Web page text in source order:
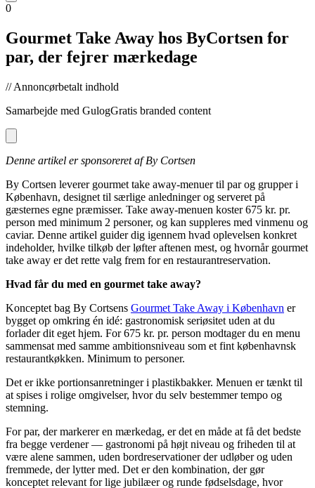
0
Gourmet Take Away hos ByCortsen for
par, der fejrer mærkedage
// Annoncørbetalt indhold
Samarbejde med GulogGratis branded content
Denne artikel er sponsoreret af By Cortsen
By Cortsen leverer gourmet take away-menuer til par og grupper i
København, designet til særlige anledninger og serveret på
gæsternes egne præmisser. Take away-menuen koster 675 kr. pr.
person med minimum 2 personer, og kan suppleres med vinmenu og
caviar. Denne artikel guider dig igennem hvad oplevelsen konkret
indeholder, hvilke tilkøb der løfter aftenen mest, og hvornår gourmet
take away er det rette valg frem for en restaurantreservation.
Hvad får du med en gourmet take away?
Konceptet bag By Cortsens Gourmet Take Away i København er
bygget op omkring én idé: gastronomisk seriøsitet uden at du
forlader dit eget hjem. For 675 kr. pr. person modtager du en menu
sammensat med samme ambitionsniveau som et fint københavnsk
restaurantkøkken. Minimum to personer.
Det er ikke portionsanretninger i plastikbakker. Menuen er tænkt til
at spises i rolige omgivelser, hvor du selv bestemmer tempo og
stemning.
For par, der markerer en mærkedag, er det en måde at få det bedste
fra begge verdener — gastronomi på højt niveau og friheden til at
være alene sammen, uden bordreservationer der udløber og uden
fremmede, der lytter med. Det er den kombination, der gør
konceptet relevant for lige jubilæer og runde fødselsdage, hvor